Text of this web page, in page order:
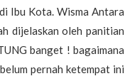
Ibu Kota. Wisma Antara
dijelaskan oleh panitian
banget ! bagaimana
pernah ketempat ini